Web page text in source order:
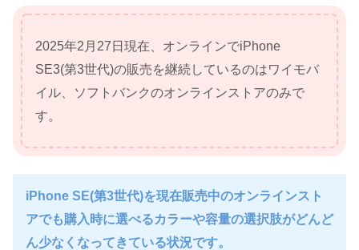
2025年2月27日現在、オンラインでiPhone
SE3(第3世代)の販売を継続しているのはワイモバ
イル、ソフトバンクのオンラインストアのみで
す。
iPhone SE(第3世代)を現在販売中のオンラインスト
アでも購入時に選べるカラーや容量の選択肢がどんど
ん少なくなってきている状況です。